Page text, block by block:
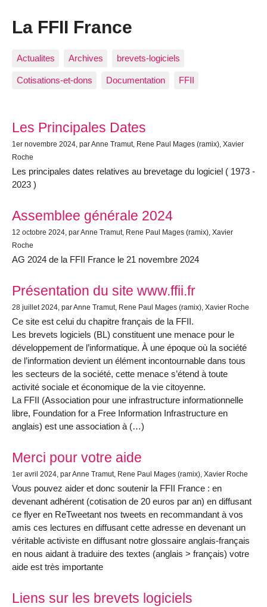
La FFII France
Actualites Archives brevets-logiciels
Cotisations-et-dons Documentation FFII
Articles les plus récents
Les Principales Dates
1er novembre 2024 , par Anne Tramut, Rene Paul Mages (ramix), Xavier
Roche
Les principales dates relatives au brevetage du logiciel ( 1973 -
2023 )
Assemblee générale 2024
12 octobre 2024 , par Anne Tramut, Rene Paul Mages (ramix), Xavier
Roche
AG 2024 de la FFII France le 21 novembre 2024
Présentation du site www.ffii.fr
28 juillet 2024 , par Anne Tramut, Rene Paul Mages (ramix), Xavier Roche
Ce site est celui du chapitre français de la FFII.
Les brevets logiciels (BL) constituent une menace pour le
développement de l’informatique. À une époque où la société
de l’information devient un élément incontournable dans tous
les secteurs de la société, cette menace s’étend à toute
activité sociale et économique de la vie citoyenne.
La FFII (Association pour une infrastructure informationnelle
libre, Foundation for a Free Information Infrastructure en
anglais) est une association à (…)
Merci pour votre aide
1er avril 2024 , par Anne Tramut, Rene Paul Mages (ramix), Xavier Roche
Vous pouvez aider et donc soutenir la FFII France : en
devenant adhérent (cotisation de 20 euros par an) en diffusant
ce flyer en ReTweetant nos tweets en recommandant à vos
amis ces lectures en diffusant cette adresse en devenant un
véritable activiste en diffusant notre glossaire anglais-français
en nous aidant à traduire des textes (anglais > français) votre
aide est très importante
Liens sur les brevets logiciels